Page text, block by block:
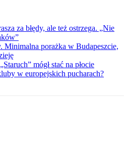
za błędy, ale też ostrzega. „Nie
porażka w Budapeszcie,
mógł stać na płocie
w europejskich pucharach?